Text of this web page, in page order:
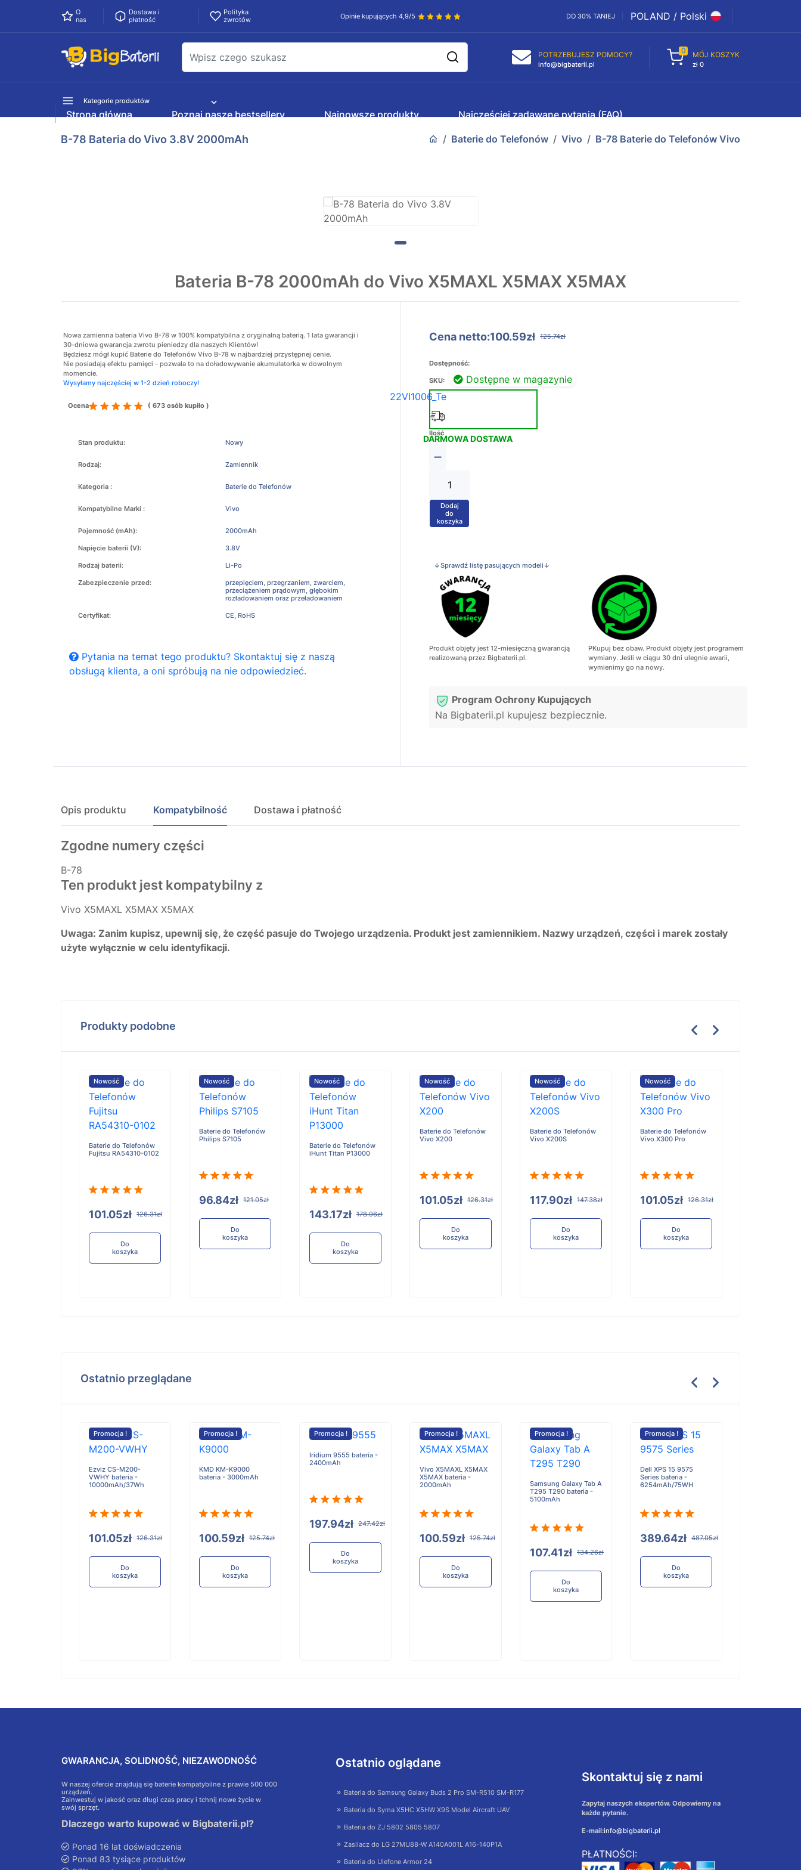
O
nas
Dostawa i
płatność
Polityka
zwrotów
Opinie kupujących 4,9/5 DO 30% TANIEJ POLAND / Polski
POTRZEBUJESZ POMOCY?
info@bigbaterii.pl
0 MÓJ KOSZYK
zł 0
Kategorie produktów
Strona główna Poznaj nasze bestsellery Najnowsze produkty Najczęściej zadawane pytania (FAQ)
B-78 Bateria do Vivo 3.8V 2000mAh Baterie do Telefonów Vivo B-78 Baterie do Telefonów Vivo
Bateria B-78 2000mAh do Vivo X5MAXL X5MAX X5MAX
Nowa zamienna bateria Vivo B-78 w 100% kompatybilna z oryginalną baterią. 1 lata gwarancji i
30-dniowa gwarancja zwrotu pieniedzy dla naszych Klientów!
Będziesz mógł kupić Baterie do Telefonów Vivo B-78 w najbardziej przystępnej cenie.
Nie posiadają efektu pamięci - pozwala to na doładowywanie akumulatorka w dowolnym
momencie.
Wysyłamy najczęściej w 1-2 dzień roboczy!
Ocena ( 673 osób kupiło )
Stan produktu: Nowy
Rodzaj: Zamiennik
Kategoria : Baterie do Telefonów
Kompatybilne Marki : Vivo
Pojemność (mAh): 2000mAh
Napięcie baterii (V): 3.8V
Rodzaj baterii: Li-Po
Zabezpieczenie przed:
przepięciem, przegrzaniem, zwarciem,
przeciążeniem prądowym, głębokim
rozładowaniem oraz przeładowaniem
Certyfikat: CE, RoHS
Pytania na temat tego produktu? Skontaktuj się z naszą
obsługą klienta, a oni spróbują na nie odpowiedzieć.
Cena netto:100.59zł 125.74zł
Dostępność:
Dostępne w magazynie
SKU:
22VI1006_Te
DARMOWA DOSTAWA
Ilość
−
+
Dodaj
do
koszyka
↓Sprawdź listę pasujących modeli↓
Produkt objęty jest 12-miesięczną gwarancją
realizowaną przez Bigbaterii.pl.
PKupuj bez obaw. Produkt objęty jest programem
wymiany. Jeśli w ciągu 30 dni ulegnie awarii,
wymienimy go na nowy.
Program Ochrony Kupujących
Na Bigbaterii.pl kupujesz bezpiecznie.
Opis produktu Kompatybilność Dostawa i płatność
Zgodne numery części
B-78
Ten produkt jest kompatybilny z
Vivo X5MAXL X5MAX X5MAX
Uwaga: Zanim kupisz, upewnij się, że część pasuje do Twojego urządzenia. Produkt jest zamiennikiem. Nazwy urządzeń, części i marek zostały
użyte wyłącznie w celu identyfikacji.
Produkty podobne
Nowość
Baterie do Telefonów
Fujitsu RA54310-0102
101.05zł 126.31zł
Do
koszyka
Nowość
Baterie do Telefonów
Philips S7105
96.84zł 121.05zł
Do
koszyka
Nowość
Baterie do Telefonów
iHunt Titan P13000
143.17zł 178.96zł
Do
koszyka
Nowość
Baterie do Telefonów
Vivo X200
101.05zł 126.31zł
Do
koszyka
Nowość
Baterie do Telefonów
Vivo X200S
117.90zł 147.38zł
Do
koszyka
Nowość
Baterie do Telefonów
Vivo X300 Pro
101.05zł 126.31zł
Do
koszyka
Ostatnio przeglądane
Promocja !
Ezviz CS-M200-
VWHY bateria -
10000mAh/37Wh
101.05zł 126.31zł
Do
koszyka
Promocja !
KMD KM-K9000
bateria - 3000mAh
100.59zł 125.74zł
Do
koszyka
Promocja !
Iridium 9555 bateria -
2400mAh
197.94zł 247.42zł
Do
koszyka
Promocja !
Vivo X5MAXL X5MAX
X5MAX bateria -
2000mAh
100.59zł 125.74zł
Do
koszyka
Promocja !
Samsung Galaxy Tab A
T295 T290 bateria -
5100mAh
107.41zł 134.26zł
Do
koszyka
Promocja !
Dell XPS 15 9575
Series bateria -
6254mAh/75WH
389.64zł 487.05zł
Do
koszyka
GWARANCJA, SOLIDNOŚĆ, NIEZAWODNOŚĆ
W naszej ofercie znajdują się baterie kompatybilne z prawie 500 000
urządzeń.
Zainwestuj w jakość oraz długi czas pracy i tchnij nowe życie w
swój sprzęt.
Dlaczego warto kupować w Bigbaterii.pl?
Ponad 16 lat doświadczenia
Ponad 83 tysiące produktów
Ostatnio oglądane
Bateria do Samsung Galaxy Buds 2 Pro SM-R510 SM-R177
Bateria do Syma X5HC X5HW X9S Model Aircraft UAV
Bateria do ZJ 5802 5805 5807
Zasilacz do LG 27MU88-W A140A001L A16-140P1A
Bateria do Ulefone Armor 24
Skontaktuj się z nami
Zapytaj naszych ekspertów. Odpowiemy na
każde pytanie.
E-mail:info@bigbaterii.pl
PŁATNOŚCI: